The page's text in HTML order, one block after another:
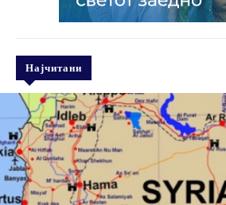
Најчитани